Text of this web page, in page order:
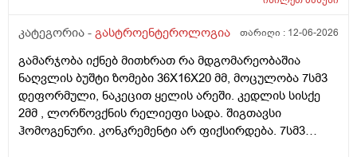
და ხანდახან უფრო ამოსუნთვაზე.შესაძლოა სტრესის
ვუმკურნალო ამ შებერილობას და ნაზლავების რაიმე
დაზიანება რომ ყოფილიყო ეხოსკოპიაზე ხომ
გამოჩნდებოდა.მადლობა დიდი
კატეგორია - გასტროენტეროლოგია თარიღი : 12-06-2026
გამარჯობა იქნებ მითხრათ რა მდგომარეობაშია
ნაღვლის ბუშტი ზომები 36X16X20 მმ, მოცულობა 7სმ3
დეფორმული, ნაკეცით ყელის არეში. კედლის სისქე
2მმ , ლორწოვქნის რელიეფი სადა. შიგთავსი
ჰომოგენური. კონკრემენტი არ ფიქსირდება. 7სმ3